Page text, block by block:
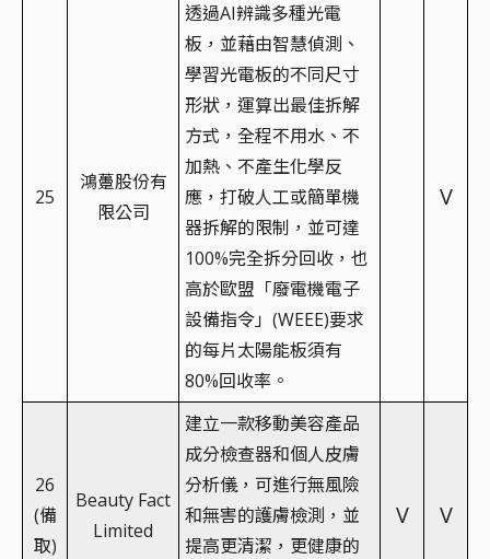
25
鴻躉股份有
限公司
透過AI辨識多種光電
板，並藉由智慧偵測、
學習光電板的不同尺寸
形狀，運算出最佳拆解
方式，全程不用水、不
加熱、不產生化學反
應，打破人工或簡單機
器拆解的限制，並可達
100%完全拆分回收，也
高於歐盟「廢電機電子
設備指令」(WEEE)要求
的每片太陽能板須有
80%回收率。
V
26
(備
取)
Beauty Fact
Limited
建立一款移動美容產品
成分檢查器和個人皮膚
分析儀，可進行無風險
和無害的護膚檢測，並
提高更清潔，更健康的
V V